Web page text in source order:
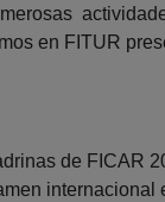
en FITUR
de FICAR
internacional